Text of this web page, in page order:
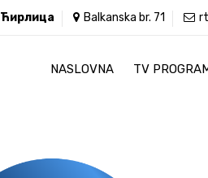
Ћирлица Balkanska br. 71
NASLOVNA TV